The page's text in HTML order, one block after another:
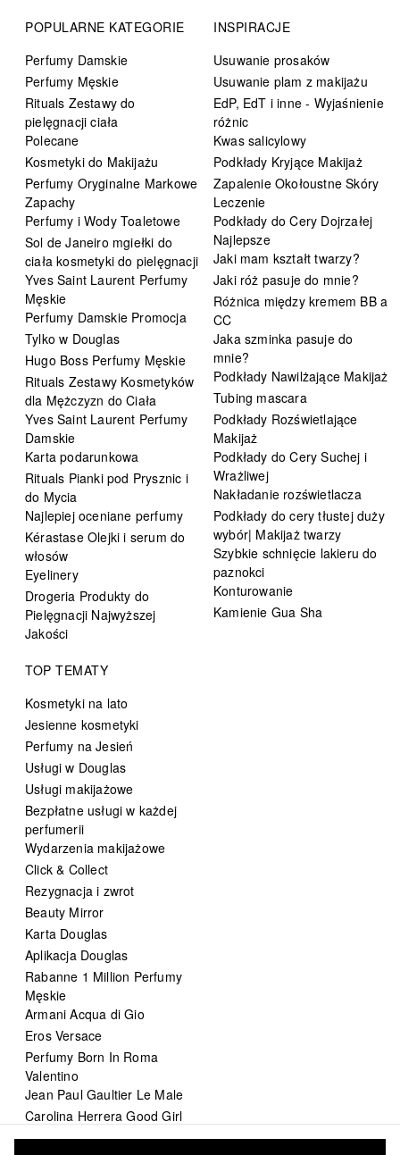
POPULARNE KATEGORIE
Perfumy Damskie
Perfumy Męskie
Rituals Zestawy do
pielęgnacji ciała
Polecane
Kosmetyki do Makijażu
Perfumy Oryginalne Markowe
Zapachy
Perfumy i Wody Toaletowe
Sol de Janeiro mgiełki do
ciała kosmetyki do pielęgnacji
Yves Saint Laurent Perfumy
Męskie
Perfumy Damskie Promocja
Tylko w Douglas
Hugo Boss Perfumy Męskie
Rituals Zestawy Kosmetyków
dla Mężczyzn do Ciała
Yves Saint Laurent Perfumy
Damskie
Karta podarunkowa
Rituals Pianki pod Prysznic i
do Mycia
Najlepiej oceniane perfumy
Kérastase Olejki i serum do
włosów
Eyelinery
Drogeria Produkty do
Pielęgnacji Najwyższej
Jakości
INSPIRACJE
Usuwanie prosaków
Usuwanie plam z makijażu
EdP, EdT i inne - Wyjaśnienie
różnic
Kwas salicylowy
Podkłady Kryjące Makijaż
Zapalenie Okołoustne Skóry
Leczenie
Podkłady do Cery Dojrzałej
Najlepsze
Jaki mam kształt twarzy?
Jaki róż pasuje do mnie?
Różnica między kremem BB a
CC
Jaka szminka pasuje do
mnie?
Podkłady Nawilżające Makijaż
Tubing mascara
Podkłady Rozświetlające
Makijaż
Podkłady do Cery Suchej i
Wrażliwej
Nakładanie rozświetlacza
Podkłady do cery tłustej duży
wybór| Makijaż twarzy
Szybkie schnięcie lakieru do
paznokci
Konturowanie
Kamienie Gua Sha
TOP TEMATY
Kosmetyki na lato
Jesienne kosmetyki
Perfumy na Jesień
Usługi w Douglas
Usługi makijażowe
Bezpłatne usługi w każdej
perfumerii
Wydarzenia makijażowe
Click & Collect
Rezygnacja i zwrot
Beauty Mirror
Karta Douglas
Aplikacja Douglas
Rabanne 1 Million Perfumy
Męskie
Armani Acqua di Gio
Eros Versace
Perfumy Born In Roma
Valentino
Jean Paul Gaultier Le Male
Carolina Herrera Good Girl
DIOR Sauvage